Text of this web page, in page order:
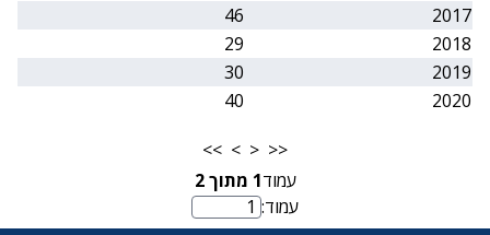
2017
46
2018
29
2019
30
2020
40
<<
<
>
>>
עמוד1 מתוך 2
מספר עמוד
עמוד: